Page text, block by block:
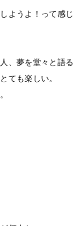
ようよ！って感
、夢を堂々と語る
ても楽しい。